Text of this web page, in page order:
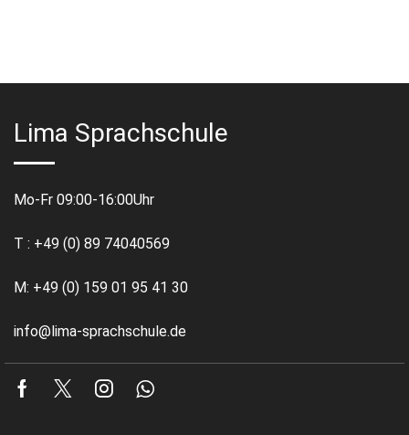
Lima Sprachschule
Mo-Fr 09:00-16:00Uhr
T : +49 (0) 89 74040569
M: +49 (0) 159 01 95 41 30
info@lima-sprachschule.de
Facebook
TwitterInstagram